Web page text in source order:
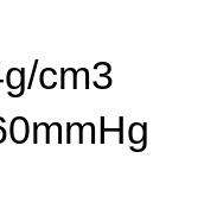
cm3